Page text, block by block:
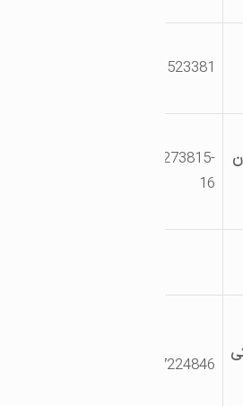
9131523381
03527273815-
3527224846